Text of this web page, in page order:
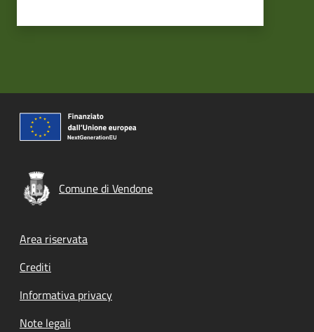
Comune di Vendone
Footer menu
Area riservata
Crediti
Informativa privacy
Note legali